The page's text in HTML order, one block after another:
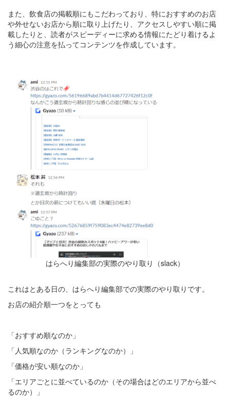
また、飲食店の掲載順にもこだわっており、特におすすめのお店
や外せないお店から順に取り上げたり、アクセスしやすい順に掲
載したりと、読者がスピーディーに求める情報にたどり着けるよ
う細心の注意を払ってコンテンツを作成しています。
はらへり編集部の実際のやり取り（slack）
これはとある日の、はらへり編集部での実際のやり取りです。
お店の紹介順一つをとっても
「おすすめ順なのか」
「人気順なのか（ランキングなのか）」
「価格が安い順なのか」
「エリアごとに並べているのか（その場合はどのエリアから並べ
るのか）」